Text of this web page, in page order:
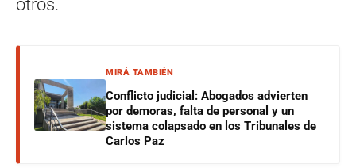
otros.
MIRÁ TAMBIÉN
Conflicto judicial: Abogados advierten
por demoras, falta de personal y un
sistema colapsado en los Tribunales de
Carlos Paz